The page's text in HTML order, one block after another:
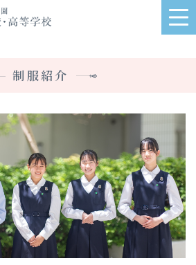
制服紹介